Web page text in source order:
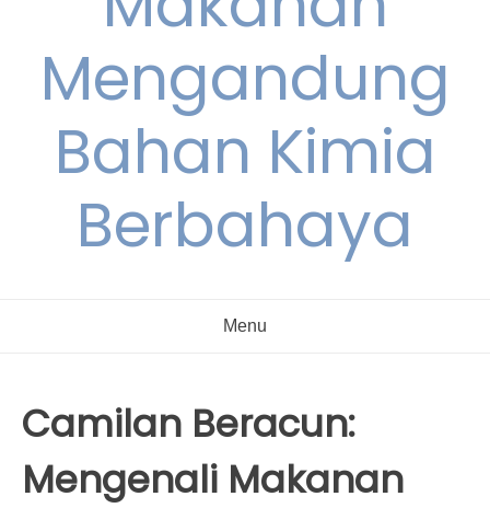
Mengandung
Bahan Kimia
Berbahaya
Menu
Camilan Beracun:
Mengenali Makanan